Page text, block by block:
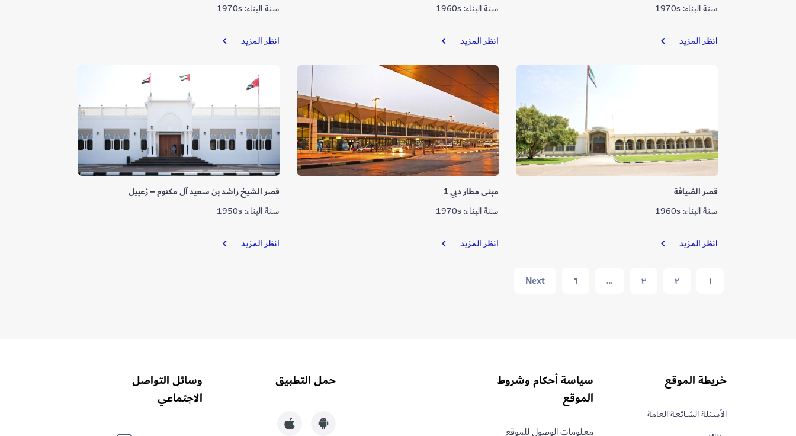
سنة البناء: 1970s
انظر المزيد
مركز
سنة البناء: 1960s
انظر المزيد
سنة البناء: 1970s
انظر المزيد
مبنى
قصر الضيافة
سنة البناء: 1960s
انظر المزيد
قصر
مبنى مطار دبي 1
سنة البناء: 1970s
انظر المزيد
مبنى
قصر الشيخ راشد بن سعيد آل مكتوم – زعبيل
سنة البناء: 1950s
انظر المزيد
قصر
Navigation
١ ٢ ٣ … ٦ Next
خريطة الموقع
الأسـئلـة الشــائعـة العامة
سياسة أحكام وشروط
الموقع
معـلومات الوصول للموقع
حمل التطبيق
وسائل التواصل
الاجتماعي